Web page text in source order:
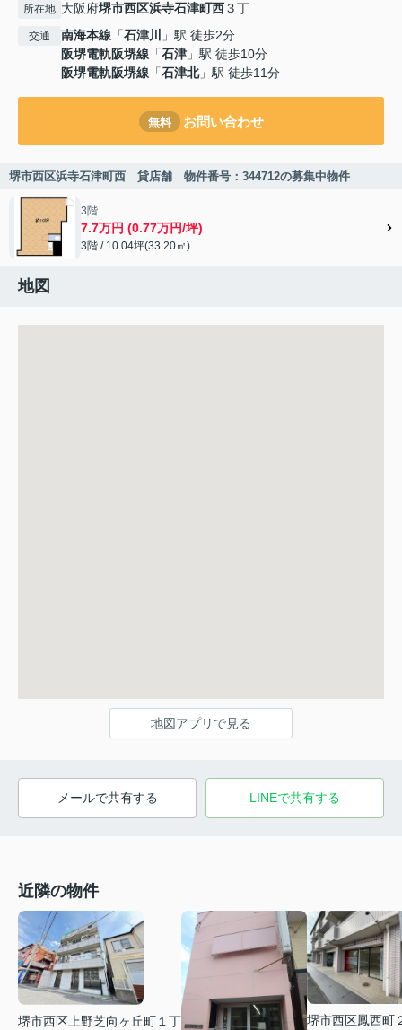
所在地 大阪府堺市西区浜寺石津町西３丁
交通 南海本線 「石津川
」駅 徒歩2分
阪堺電軌阪堺線 「石津 」駅 徒歩10分
阪堺電軌阪堺線 「石津北」駅 徒歩11分
無料 お問い合わせ
堺市西区浜寺石津町西 貸店舗 物件番号：344712の募集中物件
3階
7.7万円 (0.77万円/坪)
3階 / 10.04坪(33.20㎡)
地図
地図アプリで見る
メールで共有する LINEで共有する
近隣の物件
堺市西区上野芝向ヶ丘町１丁
堺市西区鳳西町